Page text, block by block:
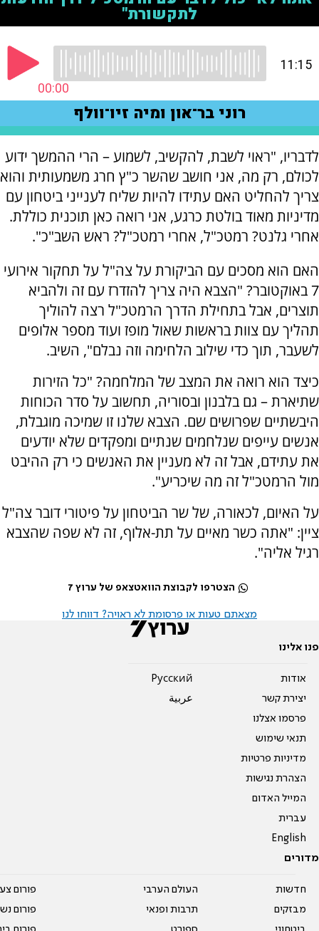
לדבריו, "ראוי לשבת, להקשיב, לשמוע – הרי ההמשך ידוע
לכולם, רק מה, אני חושב שהשר כ"ץ חרג משמעותית והוא
צריך להחליט האם עתידו להיות שליח לענייני ביטחון עם
מדיניות מאוד בולטת כרגע, אני רואה כאן תוכנית כוללת.
אחרי גלנט? רמטכ"ל, אחרי רמטכ"ל? ראש השב"כ".
האם הוא מסכים עם הביקורת על צה"ל על תחקור אירועי
7 באוקטובר? "הצבא היה צריך להזדרז עם זה ולהביא
תוצרים, אבל בתחילת הדרך הרמטכ"ל רצה להוליך
תהליך עם צוות בראשות שאול מופז ועוד מספר אלופים
לשעבר, תוך כדי שילוב הלחימה וזה נבלם", השיב.
כיצד הוא רואה את המצב של המלחמה? "כל הזירות
שתיארת – גם בלבנון ובסוריה, תחשוב על סדר הכוחות
היבשתיים שפרושים שם. הצבא שלנו זו שמיכה מוגבלת,
אנשים עייפים שנלחמים שנתיים ומפקדים שלא יודעים
את עתידם, אבל זה לא מעניין את האנשים כי רק ההיבט
מול הרמטכ"ל זה מה שיכריע".
על האיום, לכאורה, של שר הביטחון על פיטורי דובר צה"ל
ציין: "אתה כשר מאיים על תת-אלוף, זה לא שפה שהצבא
רגיל אליה".
הצטרפו לקבוצת הוואטצאפ של ערוץ 7
מצאתם טעות או פרסומת לא ראויה? דווחו לנו
פנו אלינו
אודות
יצירת קשר
פרסמו אצלנו
תנאי שימוש
מדיניות פרטיות
הצהרת נגישות
המייל האדום
עברית
English
Pусский
عربية
מדורים
חדשות
מבזקים
העולם הערבי
תרבות ופנאי
פורום
פורום